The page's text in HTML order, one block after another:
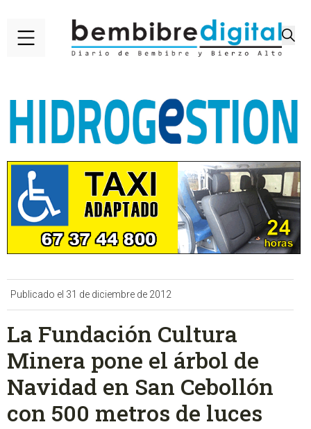
Publicado el 31 de diciembre de 2012
La Fundación Cultura
Minera pone el árbol de
Navidad en San Cebollón
con 500 metros de luces